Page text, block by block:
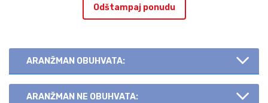
Odštampaj ponudu
ARANŽMAN OBUHVATA:
ARANŽMAN NE OBUHVATA: